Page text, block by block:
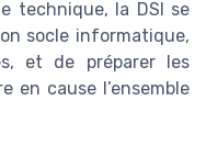
technique, la DSI se
socle informatique,
et de préparer les
en cause l’ensemble